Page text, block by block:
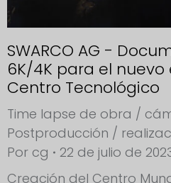
SWARCO AG -
6K/4K para el
Centro Tecnológico
Time lapse de obra /
Postproducción /
Por cg
22 de julio de
Creación del Centro